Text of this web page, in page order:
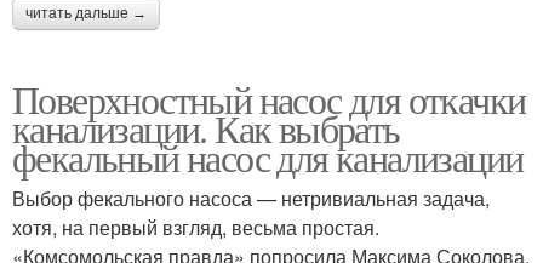
читать дальше →
Поверхностный насос для откачки
канализации. Как выбрать
фекальный насос для канализации
Выбор фекального насоса — нетривиальная задача,
хотя, на первый взгляд, весьма простая.
«Комсомольская правда» попросила Максима Соколова,